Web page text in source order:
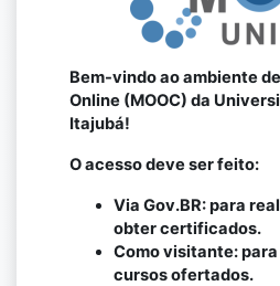
Bem-vindo ao ambiente
Online (MOOC) da
Itajubá!
O acesso deve ser feito:
Via Gov.BR: para
obter certificados.
Como visitante:
cursos ofertados.